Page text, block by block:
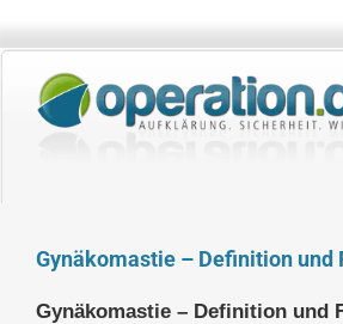
springen
Gynäkomastie – Definition und
Gynäkomastie – Definition und